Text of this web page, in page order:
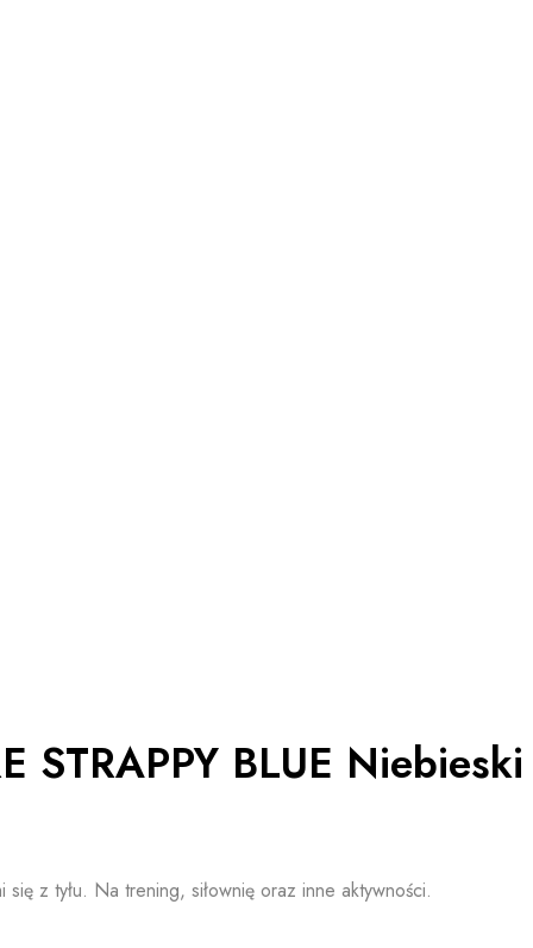
STRAPPY BLUE Niebieski
z tyłu. Na trening, siłownię oraz inne aktywności.